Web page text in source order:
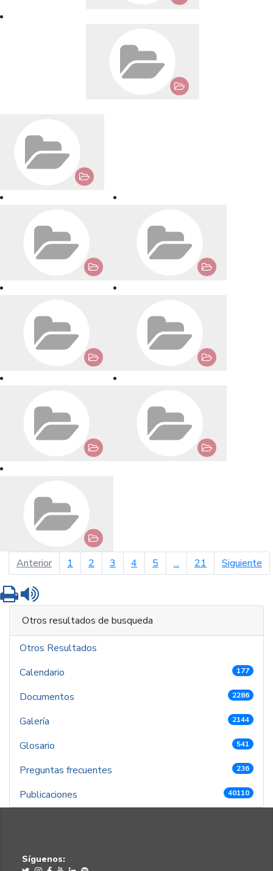
Anteriorpágina anterior
1 2 3 4 5 ... 21 Siguiente
Imprimir
Otros resultados de busqueda
Otros Resultados
Calendario
177
Documentos 2286
Galería 2144
Glosario 541
Preguntas frecuentes 236
Publicaciones 40110
Síguenos: